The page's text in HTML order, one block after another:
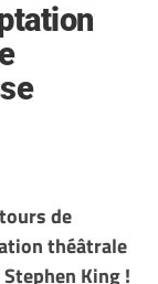
de
théâtrale
King !